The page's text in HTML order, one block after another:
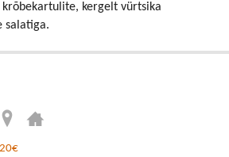
krõbekartulite, kergelt vürtsika
salatiga.